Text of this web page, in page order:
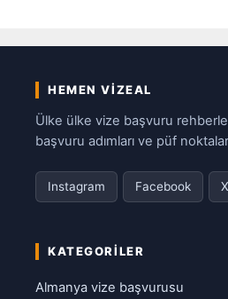
HEMEN VIZEAL
Ülke ülke vize başvuru
başvuru adımları ve püf
Instagram Facebook X
KATEGORILER
Almanya vize başvurusu